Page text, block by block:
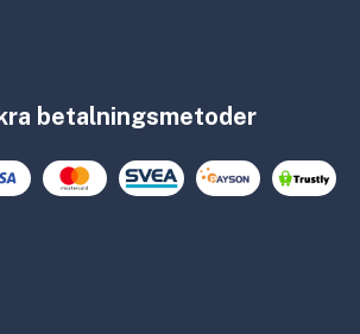
betalningsmetoder